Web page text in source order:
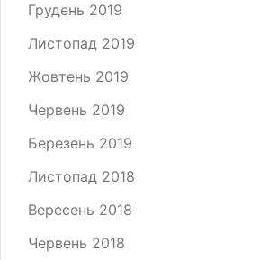
Грудень 2019
Листопад 2019
Жовтень 2019
Червень 2019
Березень 2019
Листопад 2018
Вересень 2018
Червень 2018